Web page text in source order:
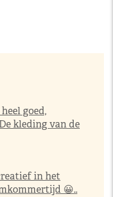
goed,
kleding van de
in het
😀..